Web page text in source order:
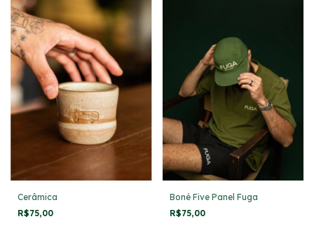
Cerâmica
R$75,00
Boné Five Panel Fuga
R$75,00